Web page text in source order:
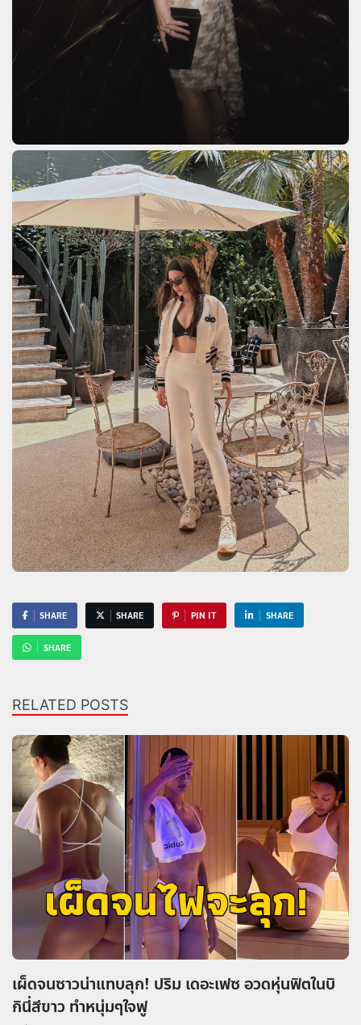
SHARE SHARE PIN IT SHARE
SHARE
RELATED POSTS
เผ็ดจนซาวน่าแทบลุก! ปริม เดอะเฟซ อวดหุ่นฟิตในบิ
กินี่สีขาว ทำหนุ่มๆใจฟู